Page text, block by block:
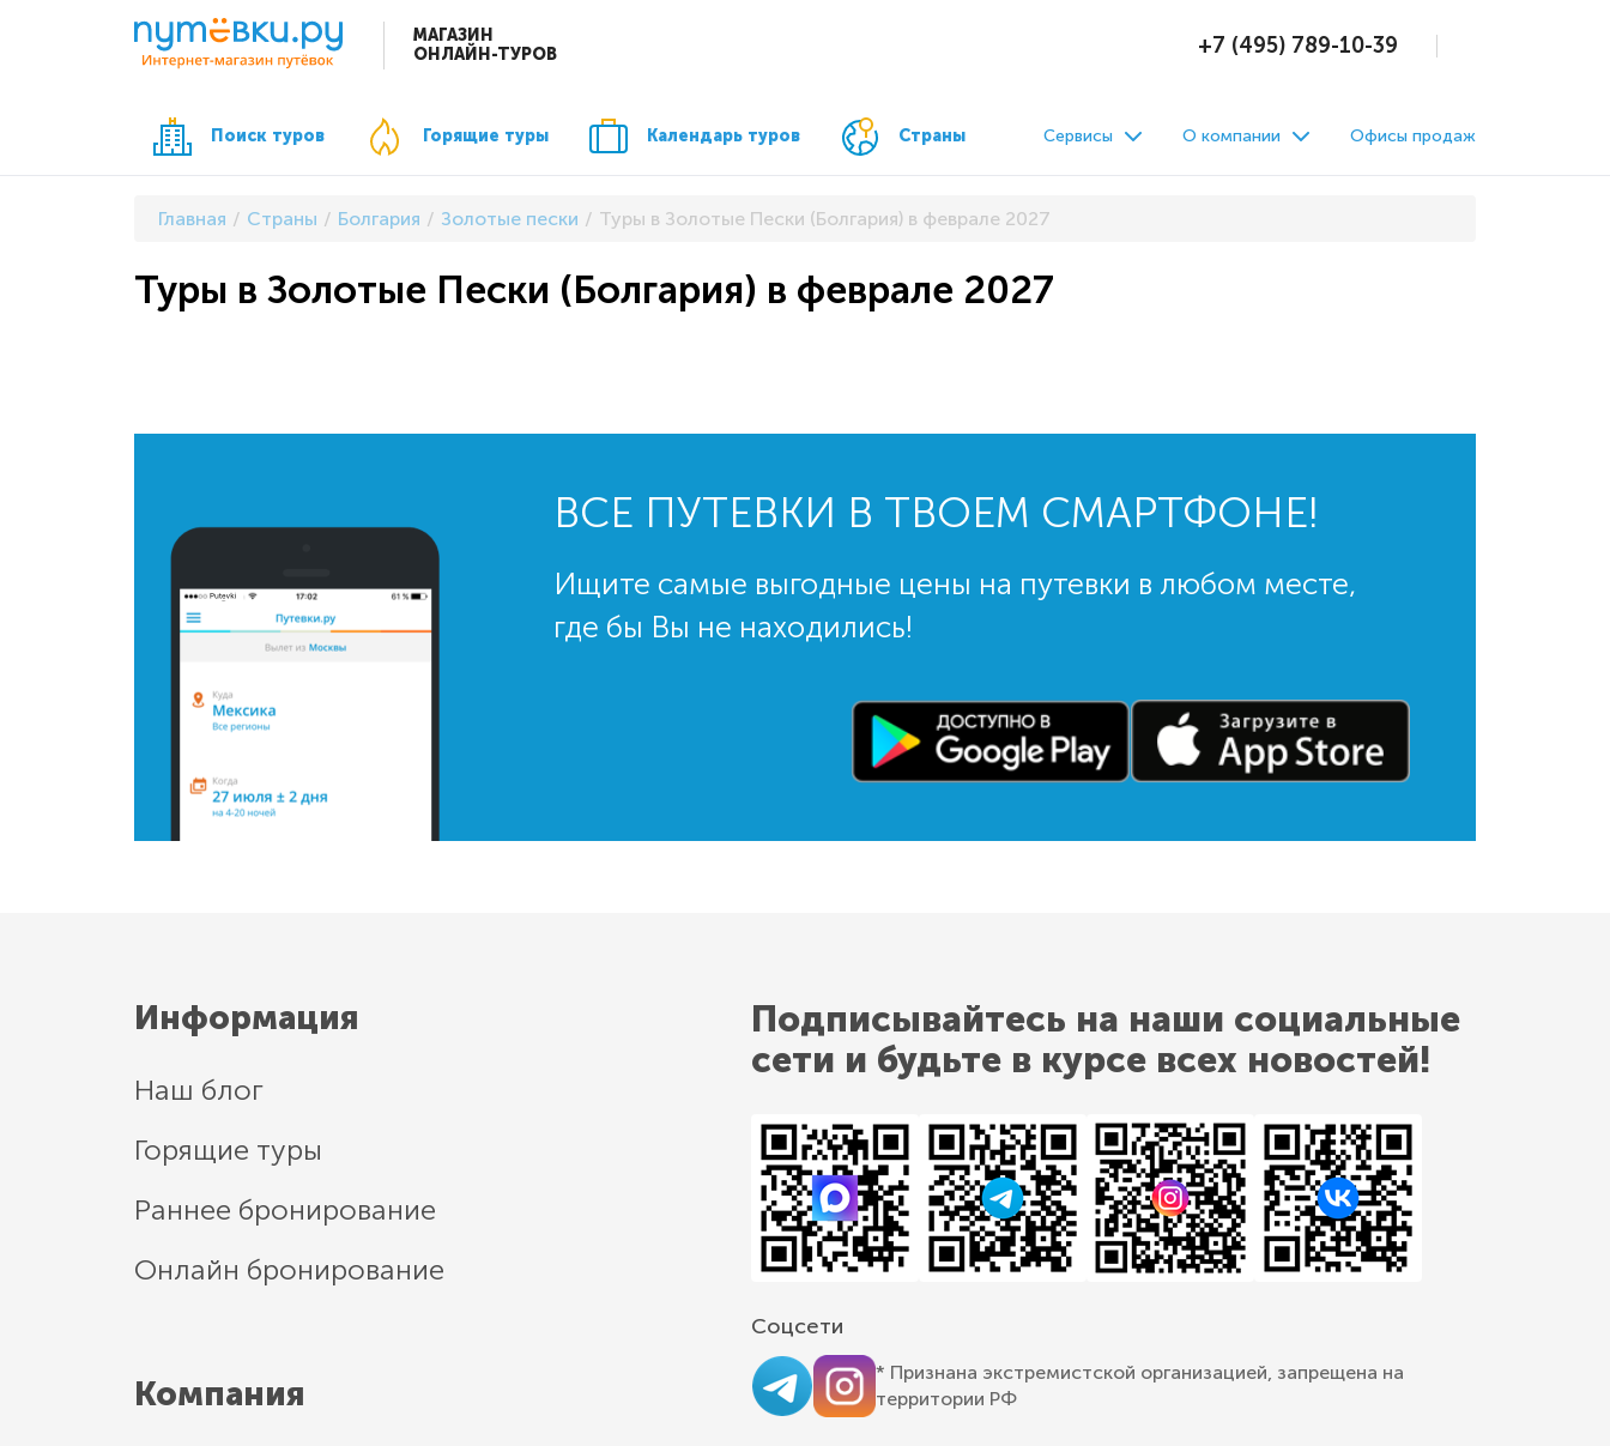
МАГАЗИН
ОНЛАЙН-ТУРОВ
+7 (495) 789-10-39
Поиск туров Горящие туры Календарь туров Страны Сервисы О компании Офисы продаж
Главная Страны Болгария Золотые пески Туры в Золотые Пески (Болгария) в феврале 2027
Туры в Золотые Пески (Болгария) в феврале 2027
ВСЕ ПУТЕВКИ В ТВОЕМ СМАРТФОНЕ!
Ищите самые выгодные цены на путевки в любом месте,
где бы Вы не находились!
Информация
Наш блог
Горящие туры
Раннее бронирование
Онлайн бронирование
Компания
Подписывайтесь на наши социальные
сети и будьте в курсе всех новостей!
Соцсети
* Признана экстремистской организацией, запрещена на
территории РФ